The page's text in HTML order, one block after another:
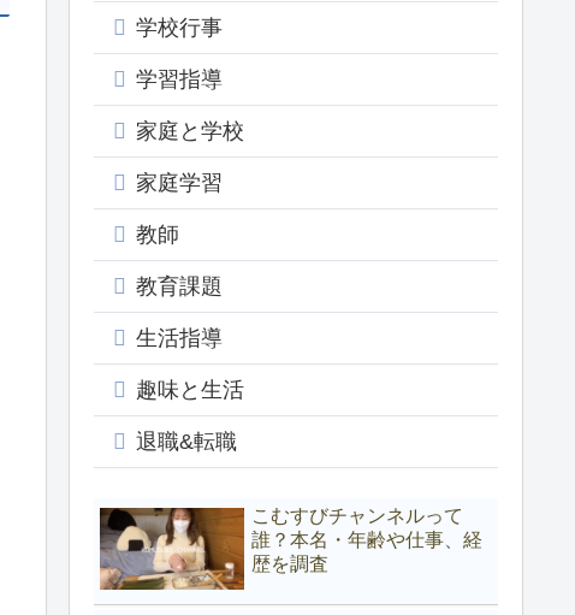
学校行事
学習指導
家庭と学校
家庭学習
教師
教育課題
生活指導
趣味と生活
退職&転職
こむすびチャンネルって
誰？本名・年齢や仕事、経
歴を調査